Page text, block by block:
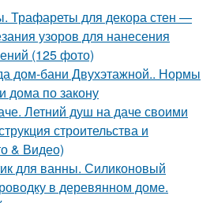
Трафареты для декора стен —
узоров для нанесения
(125 фото)
дом-бани Двухэтажной.. Нормы
дома по закону
Летний душ на даче своими
строительства и
& Видео)
для ванны. Силиконовый
в деревянном доме.